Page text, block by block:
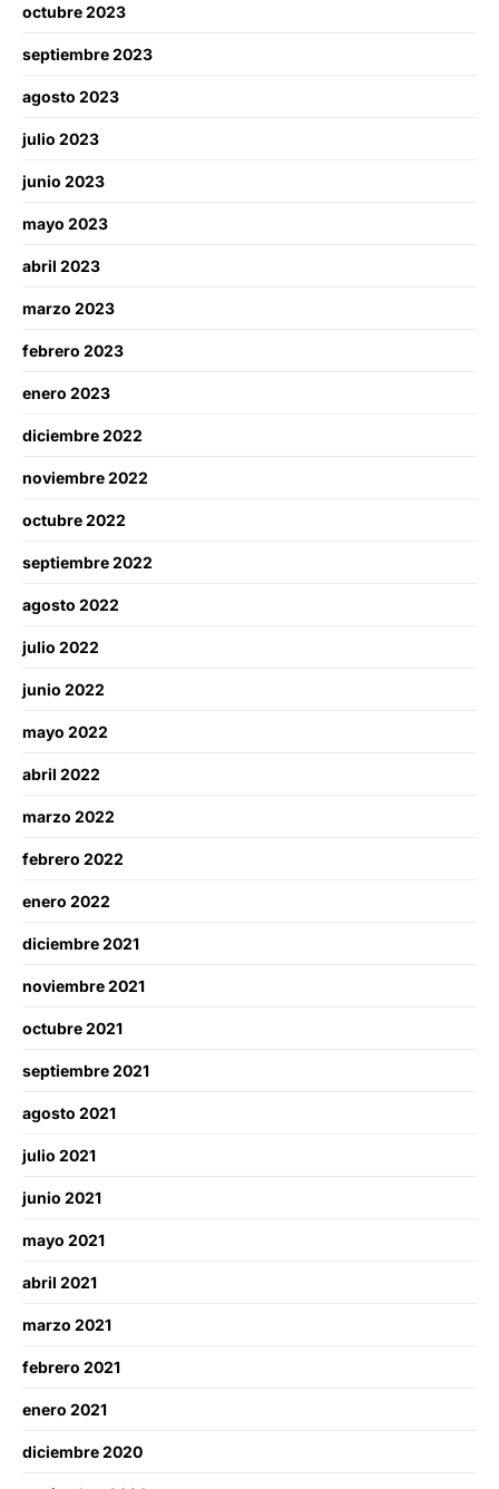
octubre 2023
septiembre 2023
agosto 2023
julio 2023
junio 2023
mayo 2023
abril 2023
marzo 2023
febrero 2023
enero 2023
diciembre 2022
noviembre 2022
octubre 2022
septiembre 2022
agosto 2022
julio 2022
junio 2022
mayo 2022
abril 2022
marzo 2022
febrero 2022
enero 2022
diciembre 2021
noviembre 2021
octubre 2021
septiembre 2021
agosto 2021
julio 2021
junio 2021
mayo 2021
abril 2021
marzo 2021
febrero 2021
enero 2021
diciembre 2020